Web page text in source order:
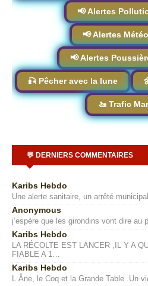
📢 Alertes
📢 Alertes
📢 Alertes
🎣 Pêcher avec la lune
🚤 Trafic
💬 DERNIERS COMMENTAIRES
Karibs Hebdo
Une alerte sanitaire, un arrêté
Anonymous
j’espère que les girondins vont dire au
Karibs Hebdo
LA RÉCOLTE EST LANCER ,IL Y A
FIABLE A 1…
Karibs Hebdo
L Âne, le Coq et la Grande Table .Un